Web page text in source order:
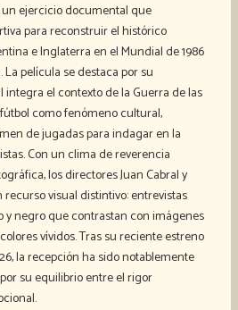
un ejercicio documental que
para reconstruir el histórico
e Inglaterra en el Mundial de 1986
película se destaca por su
el contexto de la Guerra de las
como fenómeno cultural,
de jugadas para indagar en la
Con un clima de reverencia
los directores Juan Cabral y
visual distintivo: entrevistas
y negro que contrastan con imágenes
vívidos. Tras su reciente estreno
la recepción ha sido notablemente
su equilibrio entre el rigor